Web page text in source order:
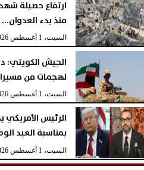
منذ بدء العدوان...
السبت، 1 أغسطس 2026
الجيش الكويتي:
لهجمات من
السبت، 1 أغسطس 2026
الرئيس
بمناسبة العيد
السبت، 1 أغسطس 2026